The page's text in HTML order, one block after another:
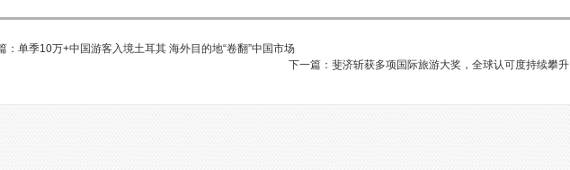
：单季10万+中国游客入境土耳其 海外目的地“卷翻”中国市场
下一篇：斐济斩获多项国际旅游大奖，全球认可度持续攀升